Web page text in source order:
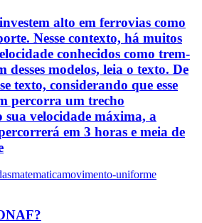
alto em ferrovias como
Nesse contexto, há muitos
conhecidos como trem-
desses modelos, leia o texto. De
texto, considerando que esse
percorra um trecho
sua velocidade máxima, a
em 3 horas e meia de
matematicamovimento-uniforme